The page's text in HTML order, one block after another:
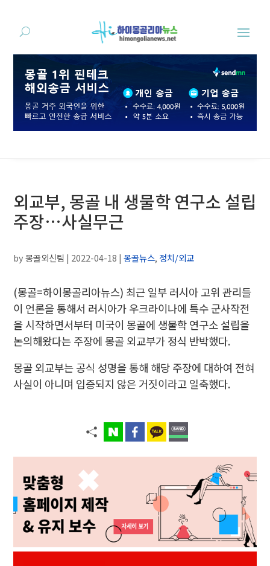
외교부, 몽골 내 생물학 연구소 설립
주장…사실무근
by몽골외신팀 | 2022-04-18 |몽골뉴스, 정치/외교
(몽골=하이몽골리아뉴스) 최근 일부 러시아 고위 관리들
이 언론을 통해서 러시아가 우크라이나에 특수 군사작전
을 시작하면서부터 미국이 몽골에 생물학 연구소 설립을
논의해왔다는 주장에 몽골 외교부가 정식 반박했다.
몽골 외교부는 공식 성명을 통해 해당 주장에 대하여 전혀
사실이 아니며 입증되지 않은 거짓이라고 일축했다.